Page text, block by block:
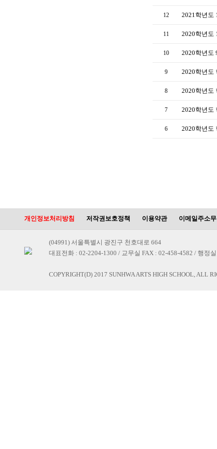
12 2021학년도
11 2020학년도
10 2020학년도
9 2020학년도
8 2020학년도
7 2020학년도
6 2020학년도
개인정보처리방침 저작권보호정책 이용약관 이메일주소
(04991) 서울특별시 광진구 천호대로 664
대표전화 : 02-2204-1300 / 교무실 FAX : 02-458-4582 / 행정
COPYRIGHT(D) 2017 SUNHWA ARTS HIGH SCHOOL, ALL